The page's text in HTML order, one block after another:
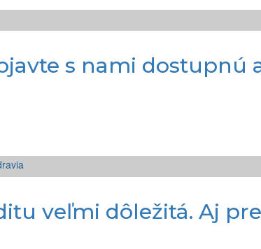
s nami dostupnú
veľmi dôležitá. Aj